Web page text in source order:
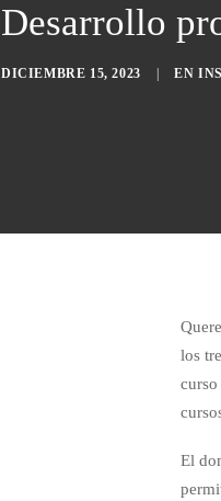
Desarrollo
DICIEMBRE 15, 2023 EN
los
El